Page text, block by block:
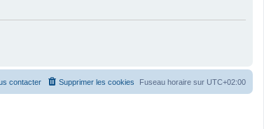
Fuseau horaire sur UTC+02:00
Supprimer les cookies
contacter